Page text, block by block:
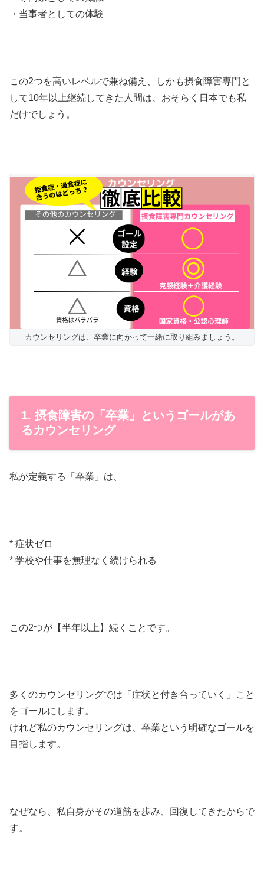
・当事者としての体験
この2つを高いレベルで兼ね備え、しかも摂食障害専門と
して10年以上継続してきた人間は、おそらく日本でも私
だけでしょう。
カウンセリングは、卒業に向かって一緒に取り組みましょう。
1. 摂食障害の「卒業」というゴールがあ
るカウンセリング
私が定義する「卒業」は、
* 症状ゼロ
* 学校や仕事を無理なく続けられる
この2つが【半年以上】続くことです。
多くのカウンセリングでは「症状と付き合っていく」こと
をゴールにします。
けれど私のカウンセリングは、卒業という明確なゴールを
目指します。
なぜなら、私自身がその道筋を歩み、回復してきたからで
す。